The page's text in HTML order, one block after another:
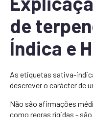
de
Índica e
As etiquetas sativa-
descrever o carácter de
Não são afirmações
como regras rígidas -